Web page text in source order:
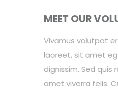
MEET OUR
Vivamus volutpat
laoreet, sit amet
dignissim. Sed quis
amet viverra felis.